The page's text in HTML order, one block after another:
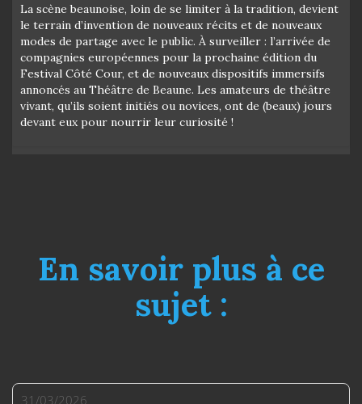
La scène beaunoise, loin de se limiter à la tradition, devient
le terrain d’invention de nouveaux récits et de nouveaux
modes de partage avec le public. À surveiller : l’arrivée de
compagnies européennes pour la prochaine édition du
Festival Côté Cour, et de nouveaux dispositifs immersifs
annoncés au Théâtre de Beaune. Les amateurs de théâtre
vivant, qu’ils soient initiés ou novices, ont de (beaux) jours
devant eux pour nourrir leur curiosité !
En savoir plus à ce
sujet :
31/03/2026